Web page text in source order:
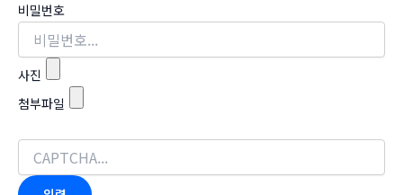
비밀번호
사진
첨부파일